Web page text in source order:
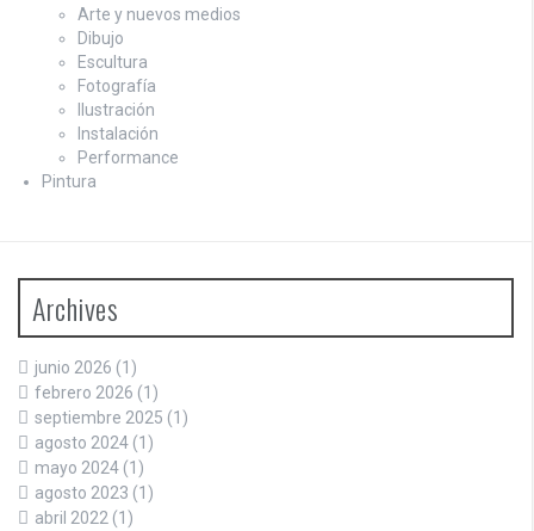
Arte y nuevos medios
Dibujo
Escultura
Fotografía
Ilustración
Instalación
Performance
Pintura
Archives
junio 2026 (1)
febrero 2026 (1)
septiembre 2025 (1)
agosto 2024 (1)
mayo 2024 (1)
agosto 2023 (1)
abril 2022 (1)